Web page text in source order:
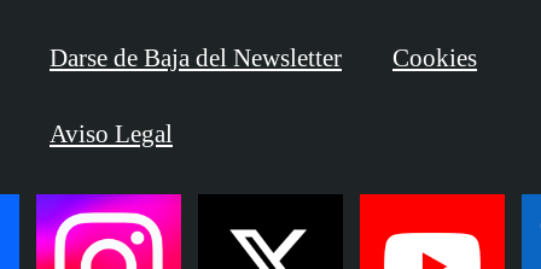
Darse de Baja del Newsletter Cookies
Aviso Legal